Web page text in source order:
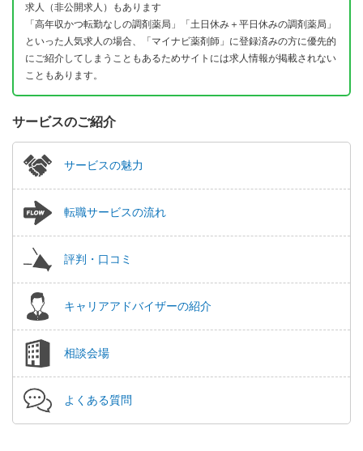
求人（非公開求人）もあります
「高年収かつ転勤なしの調剤薬局」「土日休み＋平日休みの調剤薬局」
といった人気求人の場合、「マイナビ薬剤師」に登録済みの方に優先的
にご紹介してしまうこともあるためサイトには求人情報が掲載されない
こともあります。
サービスのご紹介
サービスの魅力
転職サービスの流れ
評判・口コミ
キャリアアドバイザーの紹介
相談会場
よくある質問